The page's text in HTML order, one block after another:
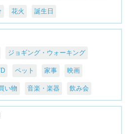
花火 誕生日
ジョギング・ウォーキング
ペット 家事 映画
い物 音楽・楽器 飲み会